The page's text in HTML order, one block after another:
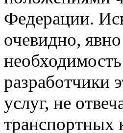
Федерации.
очевидно,
разработчики
услуг, не
транспортных